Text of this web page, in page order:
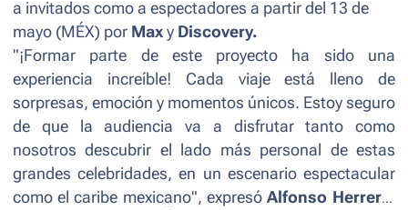
a invitados como a espectadores a partir del 13 de
mayo (MÉX) por Max y Discovery.
"¡Formar parte de este proyecto ha sido una
experiencia increíble! Cada viaje está lleno de
sorpresas, emoción y momentos únicos. Estoy seguro
de que la audiencia va a disfrutar tanto como
nosotros descubrir el lado más personal de estas
grandes celebridades, en un escenario espectacular
como el caribe mexicano", expresó Alfonso Herrera,